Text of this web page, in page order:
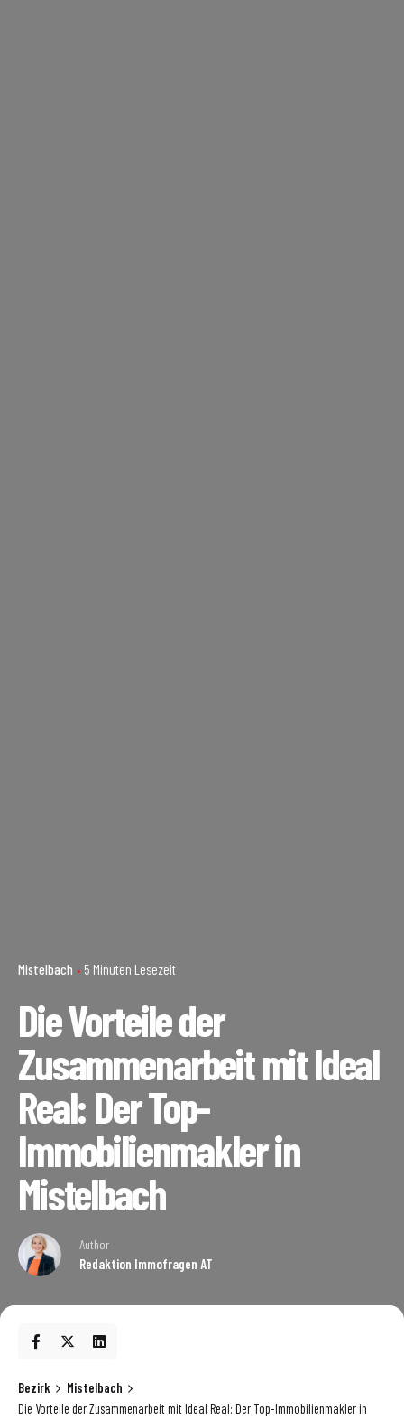
Mistelbach 5 Minuten Lesezeit
Die Vorteile der
Zusammenarbeit mit Ideal
Real: Der Top-
Immobilienmakler in
Mistelbach
Author
Redaktion Immofragen AT
Bezirk
Mistelbach
Die Vorteile der Zusammenarbeit mit Ideal Real: Der Top-Immobilienmakler in